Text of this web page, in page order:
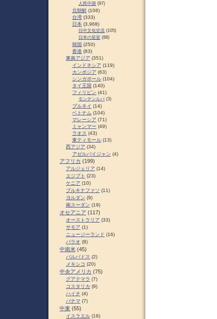
人民中国 (97)
北朝鮮 (106)
台湾 (333)
日本 (3,968)
日中文化交流 (105)
日本の皇室 (88)
韓国 (250)
香港 (83)
東南アジア (351)
インドネシア (119)
カンボジア (63)
シンガポール (104)
タイ王国 (140)
フィリピン (41)
モンテンルパ (3)
ブルネイ (14)
ベトナム (104)
マレーシア (71)
ミャンマー (49)
ラオス (43)
東ティモール (13)
西アジア (34)
アゼルバイジャン (4)
アフリカ (199)
アルジェリア (14)
エジプト (23)
ケニア (10)
ブルキナファソ (11)
ヨルダン (9)
南スーダン (19)
オセアニア (117)
オーストラリア (33)
サモア (1)
ニュージーランド (16)
パラオ (8)
中南米 (45)
バルバドス (2)
メキシコ (20)
中央アメリカ (75)
グアテマラ (7)
コスタリカ (9)
ハイチ (4)
パナマ (7)
中東 (55)
イスラエル (18)